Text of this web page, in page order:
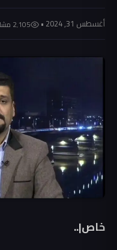
أغسطس 31, 2024 • 2٬105 مشاهدة
خاص|..